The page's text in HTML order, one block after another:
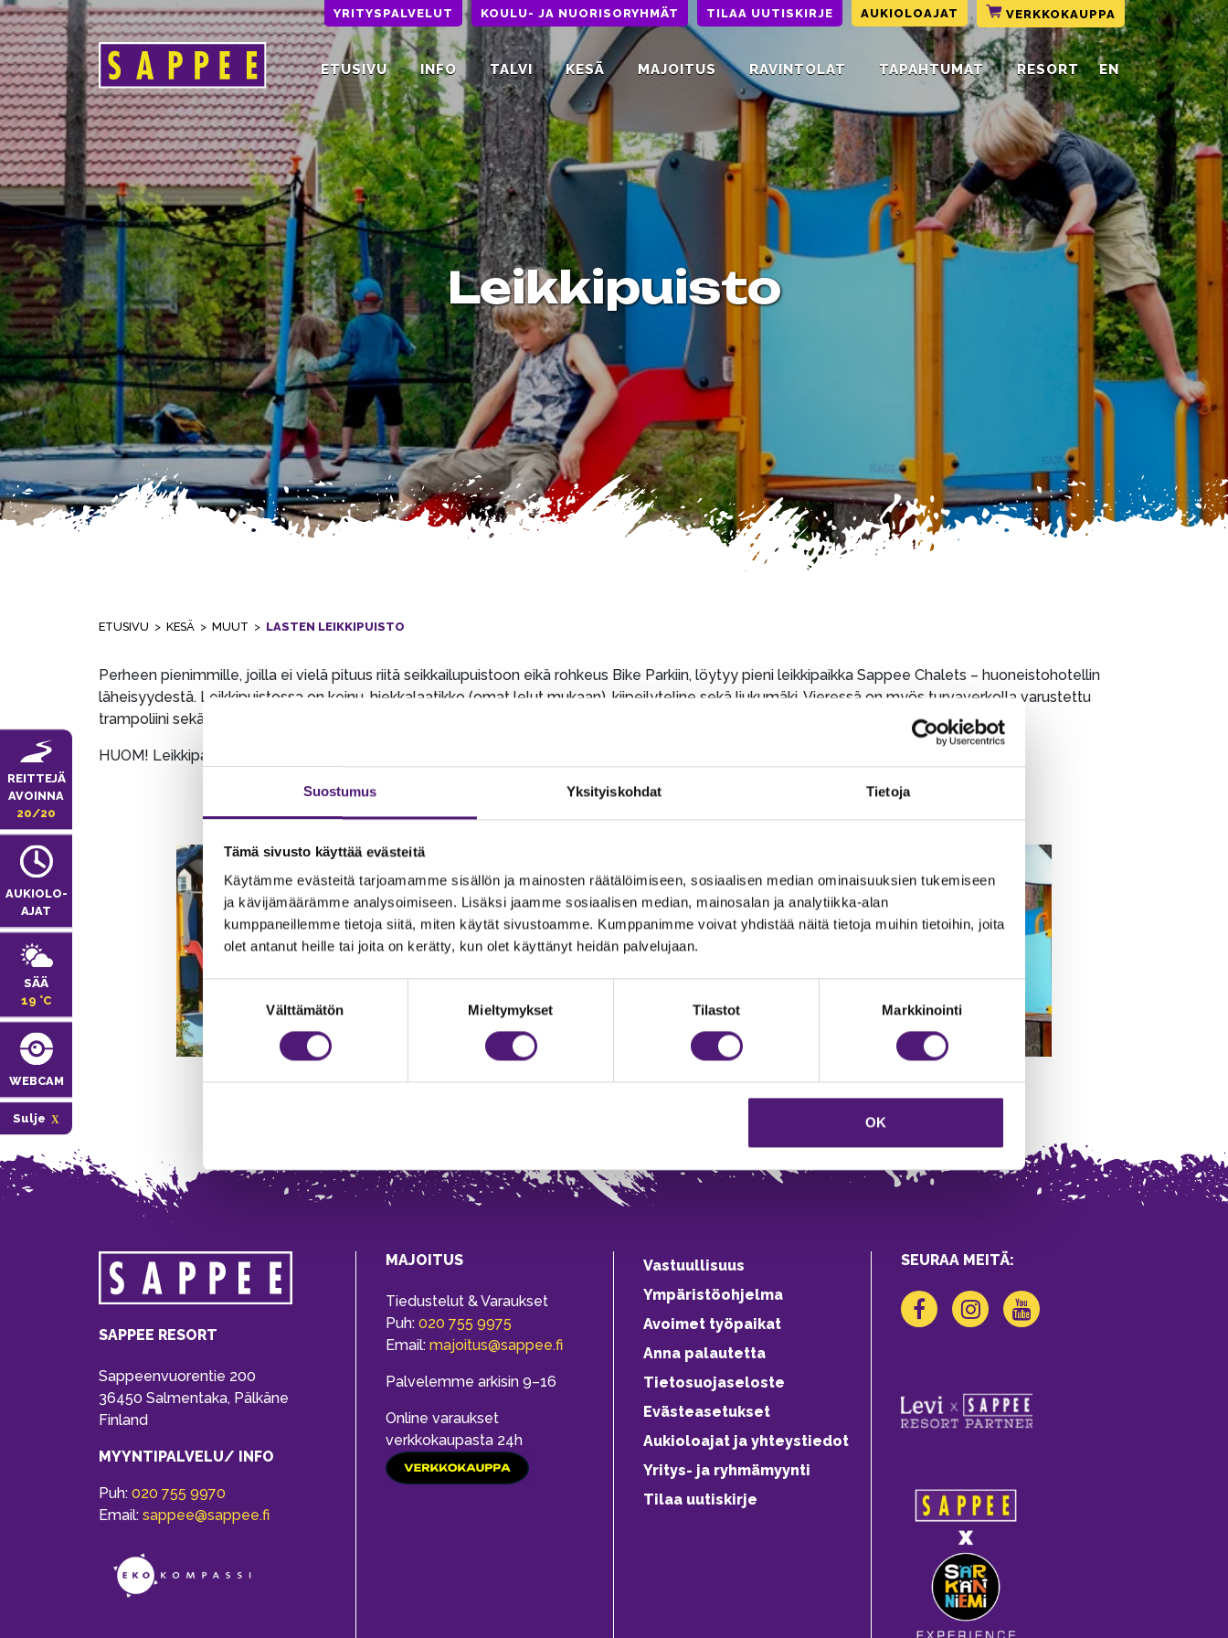
Suostumus Yksityiskohdat Tietoja
Tämä sivusto käyttää evästeitä
Käytämme evästeitä tarjoamamme sisällön ja mainosten räätälöimiseen, sosiaalisen median ominaisuuksien tukemiseen
ja kävijämäärämme analysoimiseen. Lisäksi jaamme sosiaalisen median, mainosalan ja analytiikka-alan
kumppaneillemme tietoja siitä, miten käytät sivustoamme. Kumppanimme voivat yhdistää näitä tietoja muihin tietoihin, joita
olet antanut heille tai joita on kerätty, kun olet käyttänyt heidän palvelujaan.
valinta
Välttämätön Mieltymykset Tilastot Markkinointi
OK
YRITYSPALVELUT KOULU- JA NUORISORYHMÄT TILAA UUTISKIRJE AUKIOLOAJAT VERKKOKAUPPA
Päävalikko ETUSIVU INFO TALVI KESÄ MAJOITUS RAVINTOLAT TAPAHTUMAT RESORT EN
Leikkipuisto
ETUSIVU > KESÄ > MUUT > LASTEN LEIKKIPUISTO
REITTEJÄ
AVOINNA
20/20
AUKIOLO­
AJAT
SÄÄ
19 °C
WEBCAM
Sulje
Perheen pienimmille, joilla ei vielä pituus riitä seikkailupuistoon eikä rohkeus Bike Parkiin, löytyy pieni leikkipaikka Sappee Chalets – huoneistohotellin
läheisyydestä. Leikkipuistossa on keinu, hiekkalaatikko (omat lelut mukaan), kiipeilyteline sekä liukumäki. Vieressä on myös turvaverkolla varustettu
trampoliini sekä lähellä grillauspaikka (grillihiilet ja sytytysnesteet löytyvät grillausalueelta).
HUOM! Leikkipaikalla ei ole talvikunnossapitoa.
SAPPEE RESORT
Sappeenvuorentie 200
36450 Salmentaka, Pälkäne
Finland
MYYNTIPALVELU/ INFO
Puh: 020 755 9970
Email: sappee@sappee.fi
MAJOITUS
Tiedustelut & Varaukset
Puh: 020 755 9975
Email: majoitus@sappee.fi
Palvelemme arkisin 9–16
Online varaukset
verkkokaupasta 24h
Vastuullisuus
Ympäristöohjelma
Avoimet työpaikat
Anna palautetta
Tietosuojaseloste
Evästeasetukset
Aukioloajat ja yhteystiedot
Yritys- ja ryhmämyynti
Tilaa uutiskirje
SEURAA MEITÄ: